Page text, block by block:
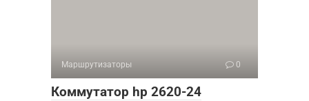
Маршрутизаторы 0
Коммутатор hp 2620-24